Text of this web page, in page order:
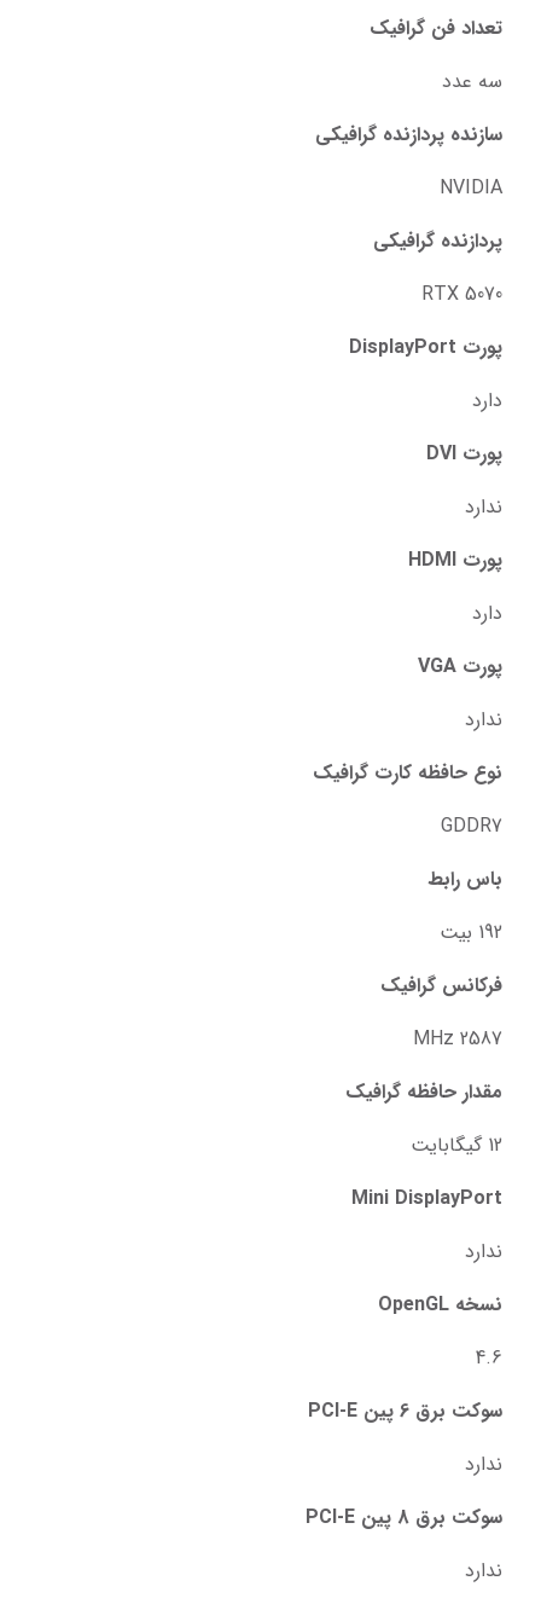
تعداد فن گرافیک
سه عدد
سازنده پردازنده گرافیکی
NVIDIA
پردازنده گرافیکی
RTX 5070
پورت DisplayPort
دارد
پورت DVI
ندارد
پورت HDMI
دارد
پورت VGA
ندارد
نوع حافظه کارت گرافیک
GDDR7
باس رابط
192 بیت
فرکانس گرافیک
2587 MHz
مقدار حافظه گرافیک
12 گیگابایت
Mini DisplayPort
ندارد
نسخه OpenGL
4.6
سوکت برق 6 پین PCI-E
ندارد
سوکت برق 8 پین PCI-E
ندارد